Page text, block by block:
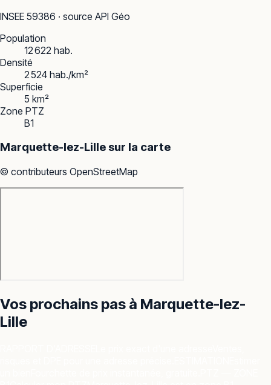
INSEE 59386 · source API Géo
Population
12 622 hab.
Densité
2 524 hab./km²
Superficie
5 km²
Zone PTZ
B1
Marquette-lez-Lille sur la carte
© contributeurs OpenStreetMap
Vos prochains pas à Marquette-lez-
Lille